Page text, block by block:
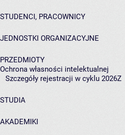
STUDENCI, PRACOWNICY
JEDNOSTKI ORGANIZACYJNE
PRZEDMIOTY
Ochrona własności intelektualnej
Szczegóły rejestracji w cyklu 2026Z
STUDIA
AKADEMIKI